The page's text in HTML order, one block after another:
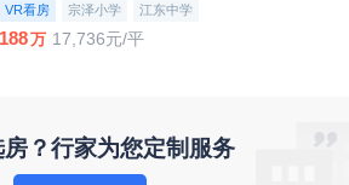
VR看房 宗泽小学 江东中学
188万 17,736元/平
？行家为您定制服务